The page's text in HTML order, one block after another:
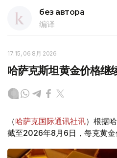
без автора
编译
17:15, 06 8月 2026
哈萨克斯坦黄金价格继
（哈萨克国际通讯社讯）根据
截至2026年8月6日，每克黄金